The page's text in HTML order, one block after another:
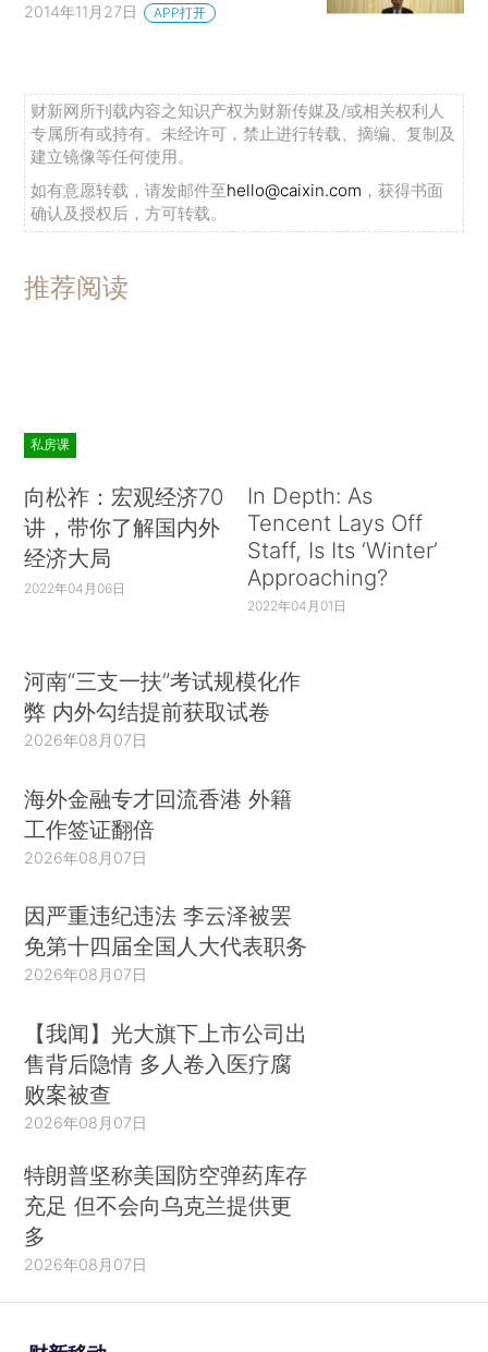
2014年11月27日 APP打开
财新网所刊载内容之知识产权为财新传媒及/或相关权利人
专属所有或持有。未经许可，禁止进行转载、摘编、复制及
建立镜像等任何使用。
如有意愿转载，请发邮件至hello@caixin.com ，获得书面
确认及授权后，方可转载。
推荐阅读
私房课
向松祚：宏观经济70
讲，带你了解国内外
经济大局
2022年04月06日
In Depth: As
Tencent Lays Off
Staff, Is Its ‘Winter’
Approaching?
2022年04月01日
河南“三支一扶”考试规模化作
弊 内外勾结提前获取试卷
2026年08月07日
海外金融专才回流香港 外籍
工作签证翻倍
2026年08月07日
因严重违纪违法 李云泽被罢
免第十四届全国人大代表职务
2026年08月07日
【我闻】光大旗下上市公司出
售背后隐情 多人卷入医疗腐
败案被查
2026年08月07日
特朗普坚称美国防空弹药库存
充足 但不会向乌克兰提供更
多
2026年08月07日